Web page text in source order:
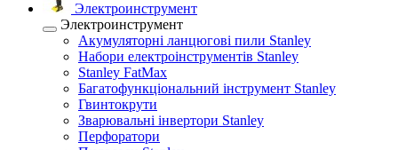
Электроинструмент
Электроинструмент
Акумуляторні ланцюгові пили Stanley
Набори електроінструментів Stanley
Stanley FatMax
Багатофункціональний інструмент Stanley
Гвинтокрути
Зварювальні інвертори Stanley
Перфоратори